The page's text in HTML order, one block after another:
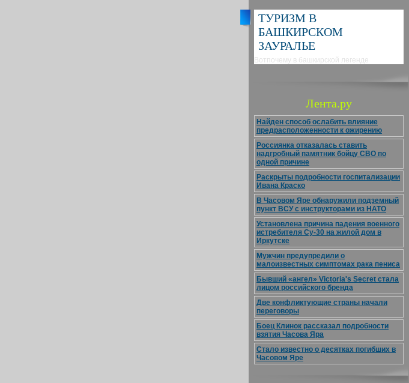
ТУРИЗМ В
БАШКИРСКОМ
ЗАУРАЛЬЕ
Вотпочему в башкирской легенде
Лента.ру
Найден способ ослабить влияние
предрасположенности к ожирению
Россиянка отказалась ставить
надгробный памятник бойцу СВО по
одной причине
Раскрыты подробности госпитализации
Ивана Краско
В Часовом Яре обнаружили подземный
пункт ВСУ с инструкторами из НАТО
Установлена причина падения военного
истребителя Су-30 на жилой дом в
Иркутске
Мужчин предупредили о
малоизвестных симптомах рака пениса
Бывший «ангел» Victoria's Secret стала
лицом российского бренда
Две конфликтующие страны начали
переговоры
Боец Клинок рассказал подробности
взятия Часова Яра
Стало известно о десятках погибших в
Часовом Яре